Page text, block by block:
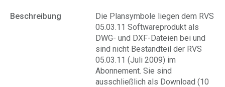
Beschreibung
Die Plansymbole liegen dem RVS
05.03.11 Softwareprodukt als
DWG- und DXF-Dateien bei und
sind nicht Bestandteil der RVS
05.03.11 (Juli 2009) im
Abonnement. Sie sind
ausschließlich als Download (10